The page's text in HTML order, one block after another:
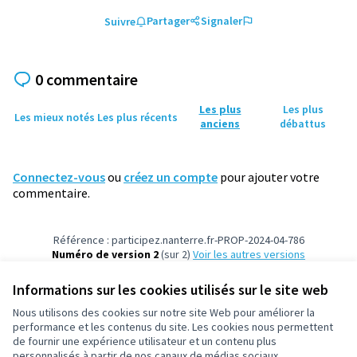
Informations sur les cookies utilisés sur le site web
Nous utilisons des cookies sur notre site Web pour améliorer la
performance et les contenus du site. Les cookies nous permettent
de fournir une expérience utilisateur et un contenu plus
Suivre Partager Signaler
0 commentaire
Les mieux notés Les plus récents
Les plus
anciens
Les plus
débattus
Connectez-vousou créez un compte pour ajouter votre
commentaire.
Référence : participez.nanterre.fr-PROP-2024-04-786
Numéro de version 2(sur 2)
voir les autres versions
Conditions d'utilisation
Paramètres des cookies
participez.nanterre.fr sur X
participez.nanterre.fr sur Facebook
participez.nanterre.fr sur Instagram
participez.nanterre.fr sur YouTube
participez.nanterre.fr sur GitHub